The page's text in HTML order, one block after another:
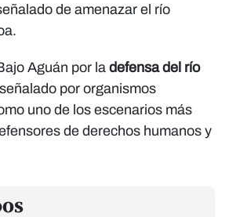
de amenazar el río
Aguán por la defensa del río
por organismos
uno de los escenarios más
de derechos humanos y